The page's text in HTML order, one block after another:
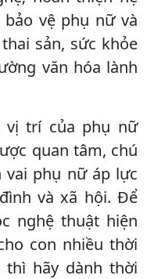
vệ phụ nữ và
sản, sức khỏe
văn hóa lành
vị trí của phụ nữ
quan tâm, chú
phụ nữ áp lực
và xã hội. Để
nghệ thuật hiện
con nhiều thời
thì hãy dành thời